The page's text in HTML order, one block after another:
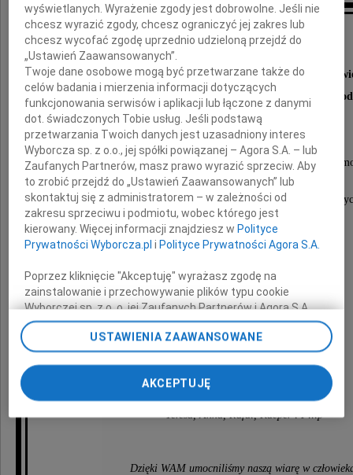
Serdecznie podziękowania
Władzom Uniwersytetu Rolniczego w
Pracownikom Zakładu Ekonomii i Polityki
Uniwersytetu Rolniczego w Krakowie,
Rodzinie, Przyjaciołom
i Wszystkim , którzy okazali nam wsparcie i
w tych ciężkich dla nas chwilach
oraz uczestniczyli w uroczystościach
Andrzeja Radwana
Teresa, Anna, Rafał, Kacper i Filip
Dzięki WAM umocniliśmy naszą wiarę w
wyświetlanych. Wyrażenie zgody jest dobrowolne. Jeśli nie
chcesz wyrazić zgody, chcesz ograniczyć jej zakres lub
chcesz wycofać zgodę uprzednio udzieloną przejdź do
„Ustawień Zaawansowanych”.
Twoje dane osobowe mogą być przetwarzane także do
celów badania i mierzenia informacji dotyczących
funkcjonowania serwisów i aplikacji lub łączone z danymi
dot. świadczonych Tobie usług. Jeśli podstawą
przetwarzania Twoich danych jest uzasadniony interes
Wyborcza sp. z o.o., jej spółki powiązanej – Agora S.A. – lub
Zaufanych Partnerów, masz prawo wyrazić sprzeciw. Aby
to zrobić przejdź do „Ustawień Zaawansowanych” lub
skontaktuj się z administratorem – w zależności od
zakresu sprzeciwu i podmiotu, wobec którego jest
kierowany. Więcej informacji znajdziesz w Polityce
Prywatności Wyborcza.pl i Polityce Prywatności Agora S.A.
Poprzez kliknięcie "Akceptuję" wyrażasz zgodę na
zainstalowanie i przechowywanie plików typu cookie
Wyborczej sp. z o. o. jej Zaufanych Partnerów i Agora S.A.
na Twoim urządzeniu końcowym. Możesz też w każdej
chwili zmienić swoje preferencje dot. plików cookie,
ponownie wywołując narzędzie do zarządzania Twoimi
preferencjami dot. przetwarzania danych poprzez
odnośnik „Ustawienia prywatności” w stopce serwisu i
przechodząc do sekcji „Ustawienia zaawansowane”.
Zmiana ustawień plików cookie możliwa jest także za
My, nasi Zaufani Partnerzy i Agora S.A. możemy
USTAWIENIA ZAAWANSOWANE
AKCEPTUJĘ